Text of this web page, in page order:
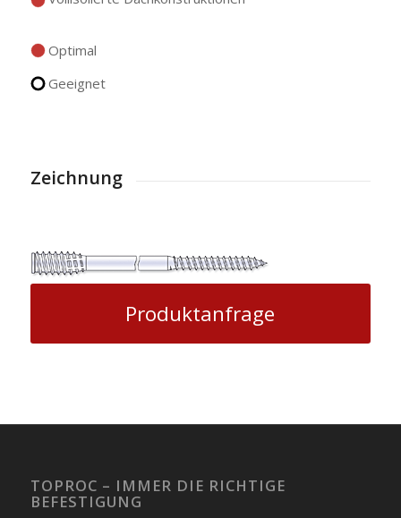
Optimal
Geeignet
Zeichnung
Produktanfrage
TOPROC – IMMER DIE RICHTIGE
BEFESTIGUNG